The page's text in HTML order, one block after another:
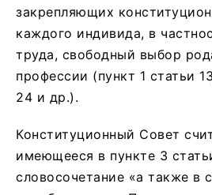
закрепляющих
каждого индивида, в
труда, свободный выбор
профессии (пункт 1 статьи
24 и др.).
Конституционный Совет
имеющееся в пункте 3
словосочетание «а также в